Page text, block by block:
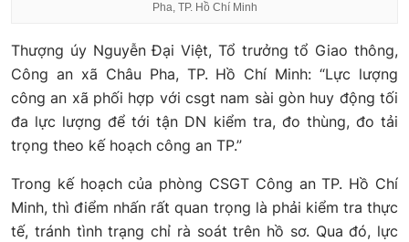
Pha, TP. Hồ Chí Minh
Thượng úy Nguyễn Đại Việt, Tổ trưởng tổ Giao thông,
Công an xã Châu Pha, TP. Hồ Chí Minh: “Lực lượng
công an xã phối hợp với csgt nam sài gòn huy động tối
đa lực lượng để tới tận DN kiểm tra, đo thùng, đo tải
trọng theo kế hoạch công an TP.”
Trong kế hoạch của phòng CSGT Công an TP. Hồ Chí
Minh, thì điểm nhấn rất quan trọng là phải kiểm tra thực
tế, tránh tình trạng chỉ rà soát trên hồ sơ. Qua đó, lực